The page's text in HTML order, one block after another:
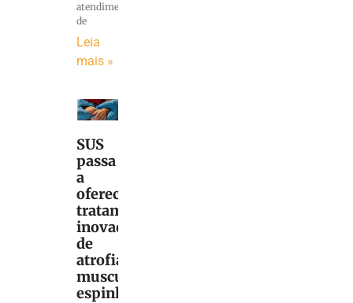
atendimento
de
Leia
mais »
SUS
passa
a
oferecer
tratamento
inovador
de
atrofia
muscular
espinhal